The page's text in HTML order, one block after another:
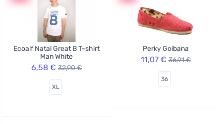
Ecoalf Natal Great B T-shirt
Man White
6,58 € 32,90 €
XL
Perky Goibana
11,07 € 36,91 €
36